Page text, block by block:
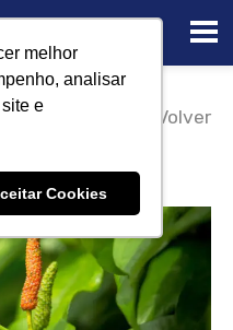
melhor
analisar
e
Cookies
Volver
del
con